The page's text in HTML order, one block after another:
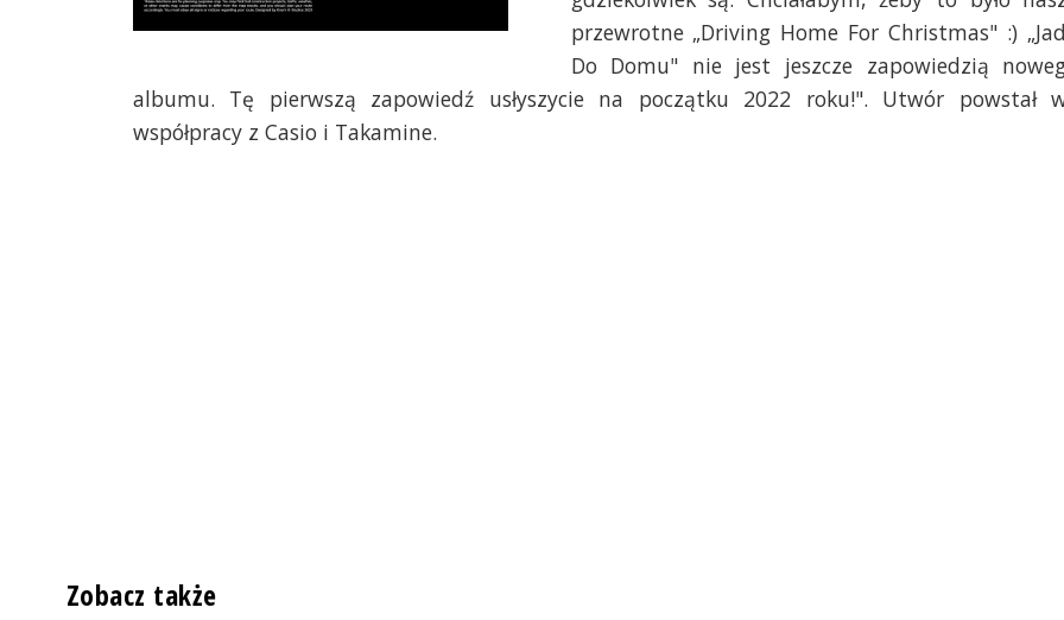
przewrotne „Driving Home For Christmas" :)
Do Domu" nie jest jeszcze zapowiedzią
albumu. Tę pierwszą zapowiedź usłyszycie na początku 2022 roku!". Utwór powstał
współpracy z Casio i Takamine.
Zobacz także